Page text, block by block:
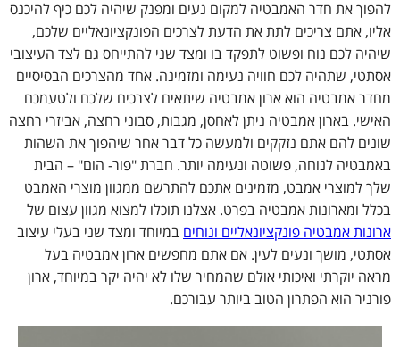
להפוך את חדר האמבטיה למקום נעים ומפנק שיהיה לכם כיף להיכנס
אליו, אתם צריכים לתת את הדעת לצרכים הפונקציונאליים שלכם,
שיהיה לכם נוח ופשוט לתפקד בו ומצד שני להתייחס גם לצד העיצובי
אסתטי, שתהיה לכם חוויה נעימה ומזמינה. אחד מהצרכים הבסיסיים
מחדר אמבטיה הוא ארון אמבטיה שיתאים לצרכים שלכם ולטעמכם
האישי. בארון אמבטיה ניתן לאחסן, מגבות, סבוני רחצה, אביזרי רחצה
שונים להם אתם נזקקים ולמעשה כל דבר אחר שיהפוך את השהות
באמבטיה לנוחה, פשוטה ונעימה יותר. חברת "פור- הום" – הבית
שלך למוצרי אמבט, מזמינים אתכם להתרשם ממגוון מוצרי האמבט
בכלל ומארונות אמבטיה בפרט. אצלנו תוכלו למצוא מגוון עצום של
ארונות אמבטיה פונקציונאליים ונוחים במיוחד ומצד שני בעלי עיצוב
אסתטי, מושך ונעים לעין. אם אתם מחפשים ארון אמבטיה בעל
מראה יוקרתי ואיכותי אולם שהמחיר שלו לא יהיה יקר במיוחד, ארון
פורניר הוא הפתרון הטוב ביותר עבורכם.